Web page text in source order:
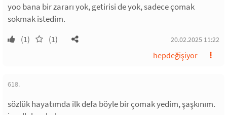
yoo bana bir zararı yok, getirisi de yok, sadece çomak
sokmak istedim.
(1) (1) 20.02.2025 11:22
hepdeğişiyor
618.
sözlük hayatımda ilk defa böyle bir çomak yedim, şaşkınım.